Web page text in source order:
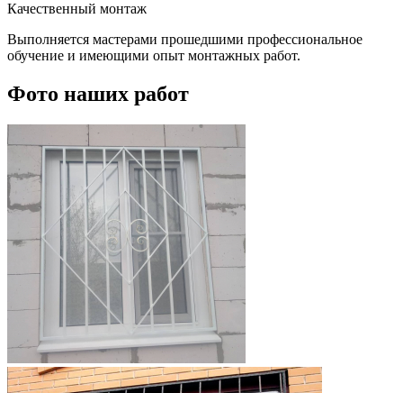
Качественный монтаж
Выполняется мастерами прошедшими профессиональное
обучение и имеющими опыт монтажных работ.
Фото наших работ